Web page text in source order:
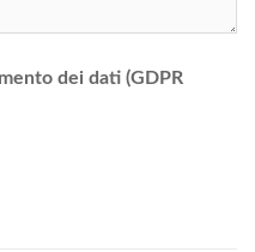
dei dati (GDPR